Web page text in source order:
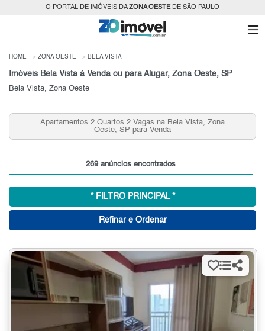
O PORTAL DE IMÓVEIS DAZONA OESTEDE SÃO PAULO
HOME ZONA OESTE BELA VISTA
Imóveis Bela Vista à Venda ou para Alugar, Zona Oeste, SP
Bela Vista, Zona Oeste
2 Quartos 2 Vagas na Bela Vista, Zona
Aluguel de
269 anúncios encontrados
* FILTRO PRINCIPAL *
Refinar e Ordenar